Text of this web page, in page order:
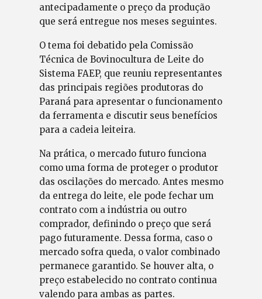
antecipadamente o preço da produção
que será entregue nos meses seguintes.
O tema foi debatido pela Comissão
Técnica de Bovinocultura de Leite do
Sistema FAEP, que reuniu representantes
das principais regiões produtoras do
Paraná para apresentar o funcionamento
da ferramenta e discutir seus benefícios
para a cadeia leiteira.
Na prática, o mercado futuro funciona
como uma forma de proteger o produtor
das oscilações do mercado. Antes mesmo
da entrega do leite, ele pode fechar um
contrato com a indústria ou outro
comprador, definindo o preço que será
pago futuramente. Dessa forma, caso o
mercado sofra queda, o valor combinado
permanece garantido. Se houver alta, o
preço estabelecido no contrato continua
valendo para ambas as partes.